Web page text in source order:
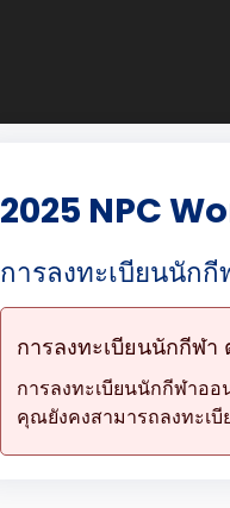
2025 NPC
การลงทะเบียนนักกี
การลงทะเบียนนักกีฬ
การลงทะเบียนนักกีฬาอ
คุณยังคงสามารถลงทะเ